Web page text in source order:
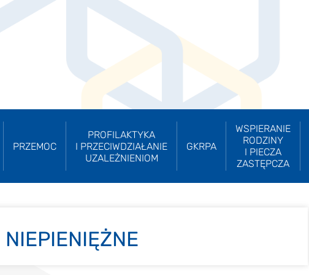
PRZEMOC
PROFILAKTYKA
I PRZECIWDZIAŁANIE
UZALEŻNIENIOM
GKRPA
WSPIERANIE
RODZINY
I PIECZA
ZASTĘPCZA